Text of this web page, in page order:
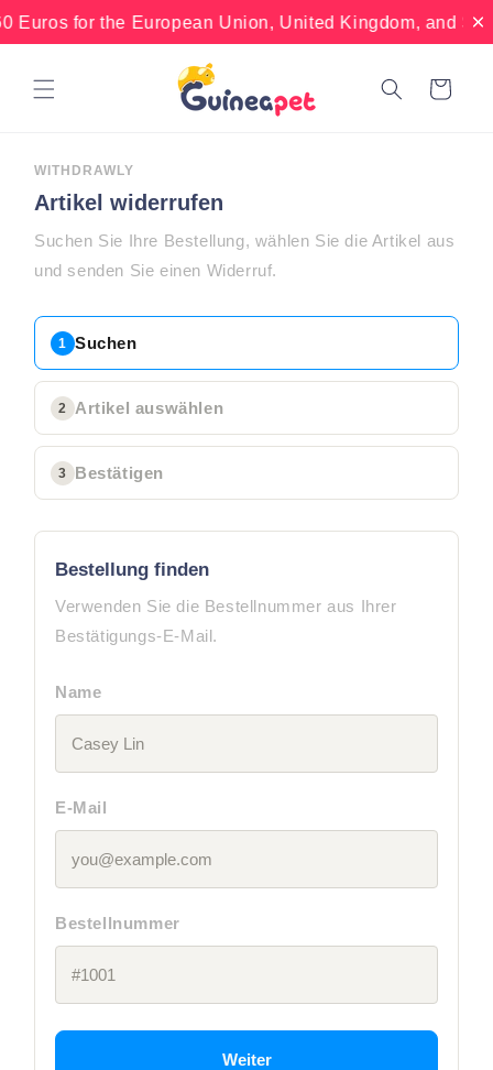
Euros for the European Union, United Kingdom, and
zum
Inhalt
Warenkorb
WITHDRAWLY
Artikel widerrufen
Suchen Sie Ihre Bestellung, wählen Sie die Artikel aus
und senden Sie einen Widerruf.
1 Suchen
2 Artikel auswählen
3 Bestätigen
Bestellung finden
Verwenden Sie die Bestellnummer aus Ihrer
Bestätigungs-E-Mail.
Name
E-Mail
Bestellnummer
Weiter